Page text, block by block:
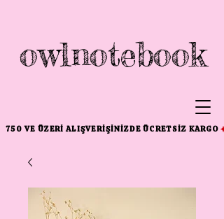
750 VE ÜZERI ALIŞVERIŞINIZDE ÜCRETSIZ KARGO
owlnotebook